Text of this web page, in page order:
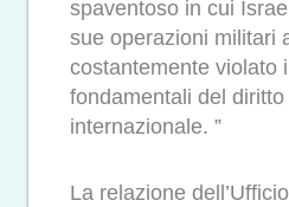
spaventoso in cui
sue operazioni militari
costantemente violato
fondamentali del
internazionale. ”
La relazione